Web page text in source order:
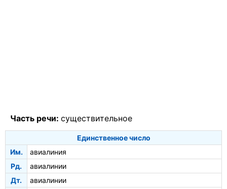
Часть речи: существительное
Единственное число
Им.
авиалиния
Рд.
авиалинии
Дт.
авиалинии